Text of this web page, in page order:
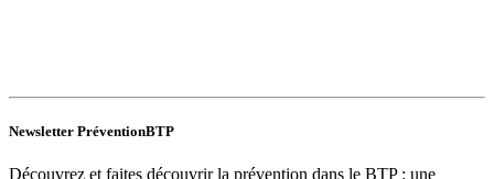
Newsletter PréventionBTP
Découvrez et faites découvrir la prévention dans le BTP : une